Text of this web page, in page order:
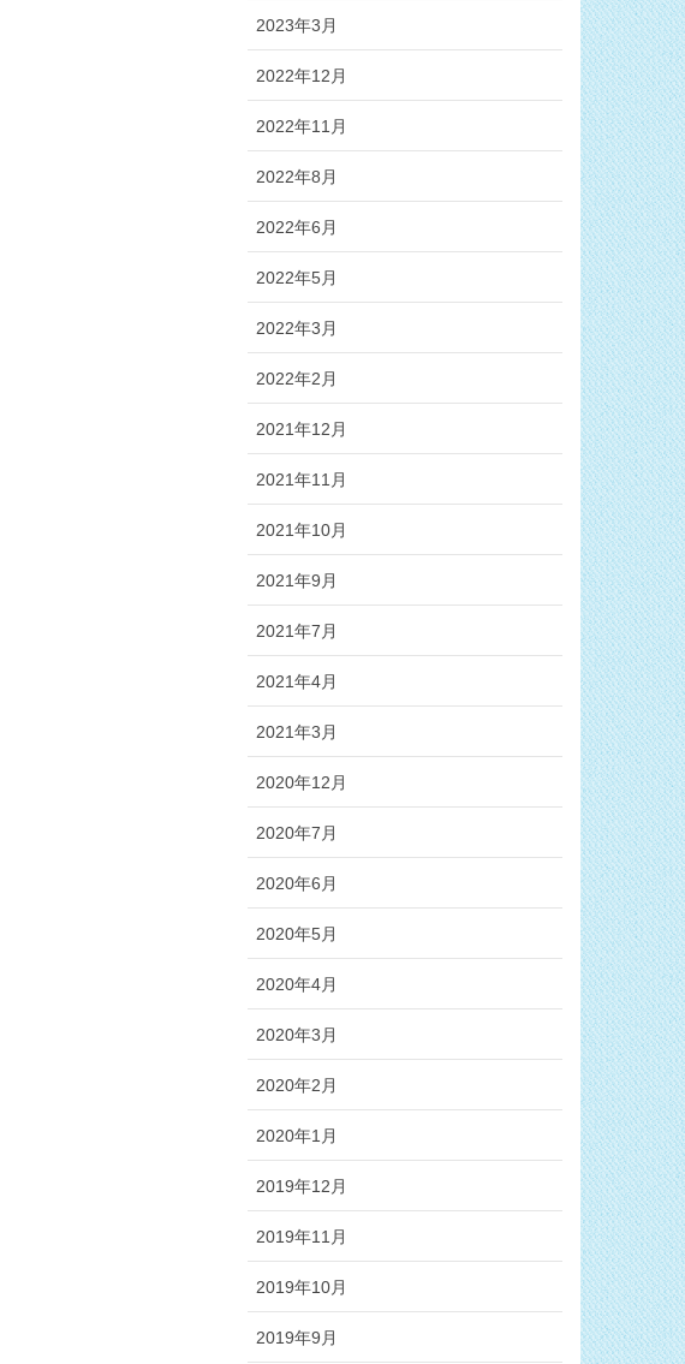
2023年3月
2022年12月
2022年11月
2022年8月
2022年6月
2022年5月
2022年3月
2022年2月
2021年12月
2021年11月
2021年10月
2021年9月
2021年7月
2021年4月
2021年3月
2020年12月
2020年7月
2020年6月
2020年5月
2020年4月
2020年3月
2020年2月
2020年1月
2019年12月
2019年11月
2019年10月
2019年9月